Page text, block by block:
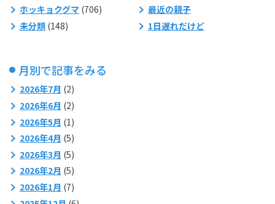
ホッキョクグマ (706)
未分類(148)
最近の親子
1日遅れだけど
月別で記事をみる
2026年7月 (2)
2026年6月 (2)
2026年5月 (1)
2026年4月 (5)
2026年3月 (5)
2026年2月 (5)
2026年1月 (7)